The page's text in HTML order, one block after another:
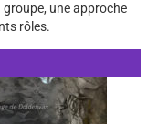
une approche
rôles.